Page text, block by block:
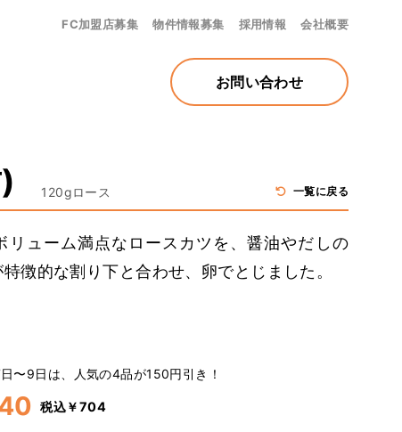
FC加盟店募集 物件情報募集 採用情報 会社概要
お問い合わせ
120gロース 一覧に戻る
リューム満点なロースカツを、醤油やだしの
徴的な割り下と合わせ、卵でとじました。
〜9日は、人気の4品が150円引き！
税込￥704